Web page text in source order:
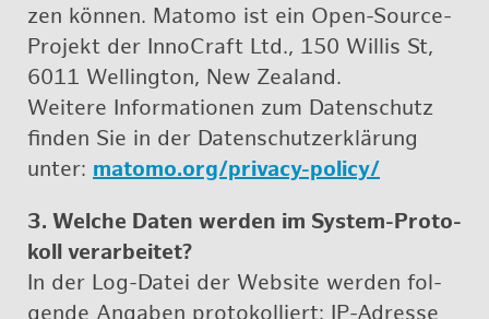
zen kön­nen. Ma­to­mo ist ein Open-Sour­ce-
Pro­jekt der In­no­Craft Ltd., 150 Wil­lis St,
6011 Wel­ling­ton, New Ze­a­land.
Wei­te­re In­for­ma­tio­nen zum Da­ten­schutz
fin­den Sie in der Da­ten­schutz­er­klä­rung
unter: ma­to­mo.org/pri­va­cy-po­li­cy/
3. Wel­che Daten wer­den im Sys­tem-Pro­to­
koll ver­ar­bei­tet?
In der Log-Datei der Web­site wer­den fol­
gen­de An­ga­ben pro­to­kol­liert: IP-Adres­se